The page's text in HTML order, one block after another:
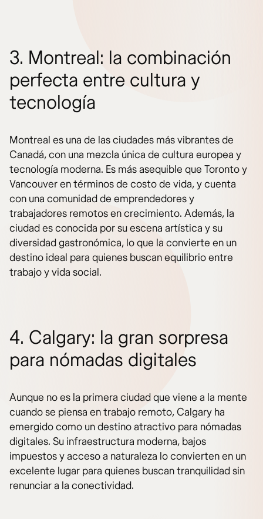
3. Montreal: la combinación
perfecta entre cultura y
tecnología
Montreal es una de las ciudades más vibrantes de
Canadá, con una mezcla única de cultura europea y
tecnología moderna. Es más asequible que Toronto y
Vancouver en términos de costo de vida, y cuenta
con una comunidad de emprendedores y
trabajadores remotos en crecimiento. Además, la
ciudad es conocida por su escena artística y su
diversidad gastronómica, lo que la convierte en un
destino ideal para quienes buscan equilibrio entre
trabajo y vida social.
4. Calgary: la gran sorpresa
para nómadas digitales
Aunque no es la primera ciudad que viene a la mente
cuando se piensa en trabajo remoto, Calgary ha
emergido como un destino atractivo para nómadas
digitales. Su infraestructura moderna, bajos
impuestos y acceso a naturaleza lo convierten en un
excelente lugar para quienes buscan tranquilidad sin
renunciar a la conectividad.